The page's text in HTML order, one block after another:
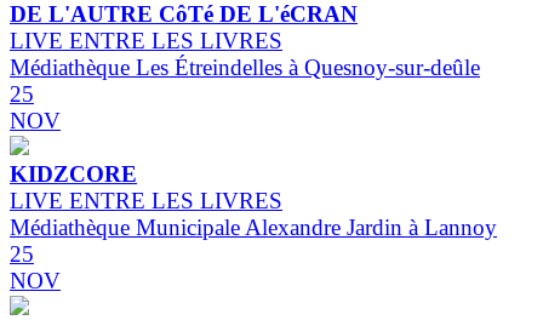
DE L'AUTRE CôTé DE L'éCRAN
LIVE ENTRE LES LIVRES
Médiathèque Les Étreindelles à Quesnoy-sur-deûle
25
NOV
KIDZCORE
LIVE ENTRE LES LIVRES
Médiathèque Municipale Alexandre Jardin à Lannoy
25
NOV